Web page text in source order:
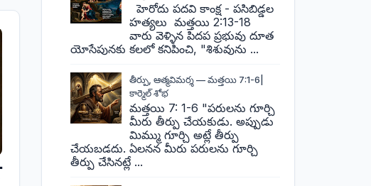
హెరోదు పదవి కాంక్ష - పసిబిడ్డల
హత్యలు మత్తయి 2:13-18
వారు వెళ్ళిన పిదప ప్రభువు దూత
యోసేపునకు కలలో కనిపించి, "శిశువును ...
తీర్పు, ఆత్మవిమర్శ — మత్తయి 7:1-6|
కార్మెల్ శోభ
మత్తయి 7: 1-6 "పరులను గూర్చి
మీరు తీర్పు చేయకుడు. అప్పుడు
మిమ్ము గూర్చి అట్లే తీర్పు
చేయబడదు. ఏలనన మీరు పరులను గూర్చి
తీర్పు చేసినట్లే ...